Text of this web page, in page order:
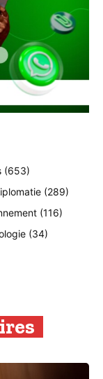
(653)
(289)
(116)
(34)